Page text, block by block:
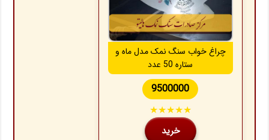
چراغ خواب سنگ نمک مدل ماه و
ستاره 50 عدد
9500000
★★★★★
خرید